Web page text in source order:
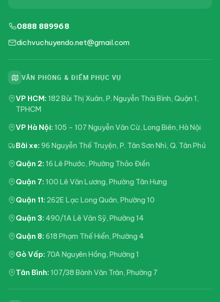
0888 889968
dichvuchuyendo.net@gmail.com
VĂN PHÒNG & ĐIỂM PHỤC VỤ
VP HCM: 182 Bùi Thị Xuân, P. Nguyễn Thái Bình, Quận 1,
TPHCM
VP Hà Nội: 105 – 107 Nguyễn Văn Cừ, Long Biên, Hà Nội
Bãi xe: 96 Nguyễn Thế Truyện, P. Tân Sơn Nhì, Q. Tân Phú
Quận 2: 16 Lê Phước, Phường Thảo Điền
Quận 7: 100 Lê Văn Lương, Phường Tân Hưng
Quận 11: 262E Lạc Long Quân, Phường 10
Quận 3: 490/1A Lê Văn Sỹ, Phường 14
Quận 8: 618 Phạm Thế Hiển, Phường 4
Gò Vấp: 70A Nguyên Hồng, Phường 1
Tân Bình: 107/38 Bành Văn Trân, Phường 7